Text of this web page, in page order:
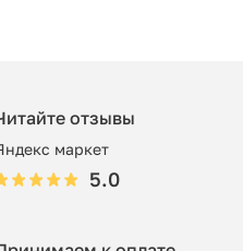
отзывы
маркет
5.0